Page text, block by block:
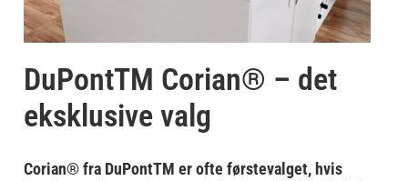
DuPontTM Corian® – det
eksklusive valg
Corian® fra DuPontTM er ofte førstevalget, hvis